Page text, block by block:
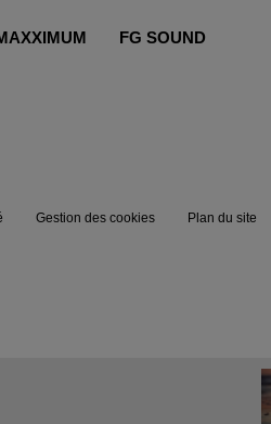
FG SOUND
Gestion des cookies Plan du site